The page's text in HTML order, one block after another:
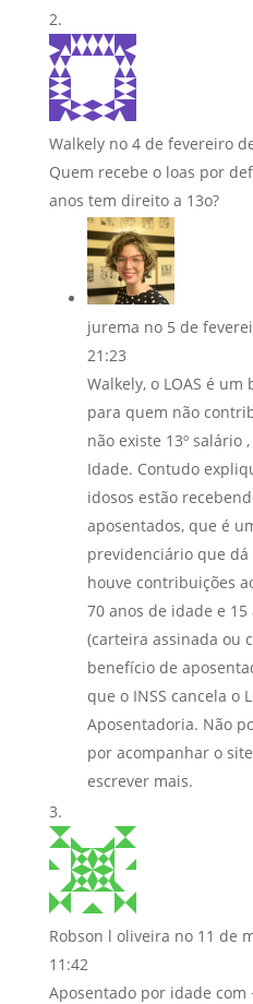
Walkely no 4 de fevereiro
Quem recebe o loas por
anos tem direito a 13o?
jurema no 5 de
21:23
Walkely, o LOAS é
para quem não
não existe 13º
Idade. Contudo
idosos estão
aposentados, que é
previdenciário que dá
houve contribuições
70 anos de idade e
(carteira assinada ou
benefício de
que o INSS cancela o
Aposentadoria. Não
por acompanhar o
escrever mais.
Robson l oliveira no 11 de
11:42
Aposentado por idade com